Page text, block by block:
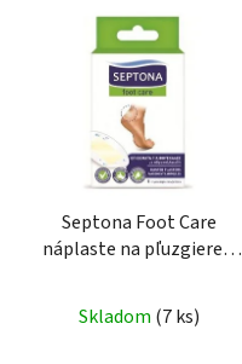
Septona Foot Care
náplaste na pľuzgiere 5
Skladom (7 ks)